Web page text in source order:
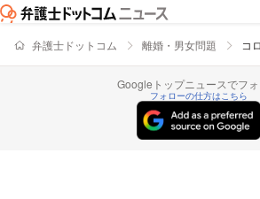
弁護士ドットコム 離婚・男女問題 コ
Googleトップニュースでフ
フォローの仕方はこちら